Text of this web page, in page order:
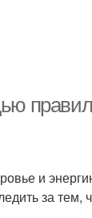
и
за тем,